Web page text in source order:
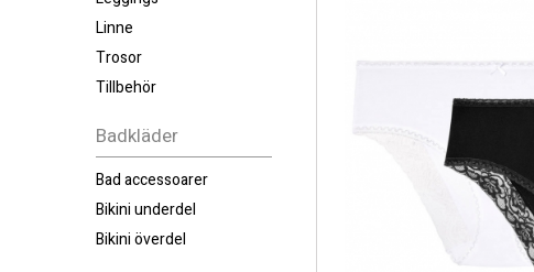
Linne
Trosor
Tillbehör
Badkläder
Bad accessoarer
Bikini underdel
Bikini överdel